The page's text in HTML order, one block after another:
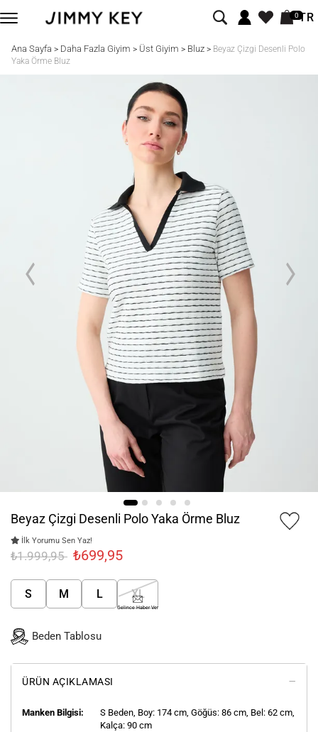
0TR
Ana Sayfa > Daha Fazla Giyim > Üst Giyim > Bluz> Beyaz Çizgi Desenli Polo
Yaka Örme Bluz
Beyaz Çizgi Desenli Polo Yaka Örme Bluz
İlk Yorumu Sen Yaz!
₺1.999,95 ₺699,95
S M L XL
Gelince Haber Ver
Beden Tablosu
ÜRÜN AÇIKLAMASI
Manken Bilgisi: S Beden, Boy: 174 cm, Göğüs: 86 cm, Bel: 62 cm,
Kalça: 90 cm